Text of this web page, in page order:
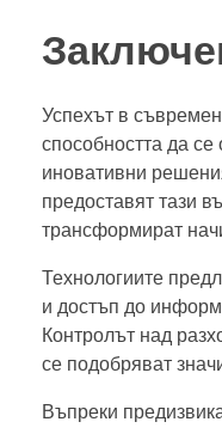
Успехът в
способността да
иновативни
предоставят тази
трансформират
Технологиите
и достъп до
Контролът над
се подобряват
Въпреки